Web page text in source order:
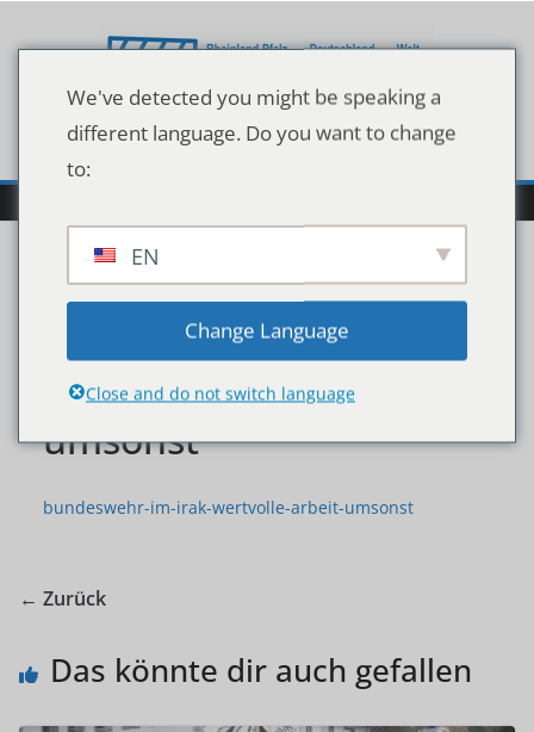
Inhalt
bundeswehr-im-irak-
wertvolle-arbeit-
umsonst
bundeswehr-im-irak-wertvolle-arbeit-umsonst
← Zurück
Das könnte dir auch gefallen
We've detected you might be speaking a
different language. Do you want to change
to:
EN
Change Language
Close and do not switch language